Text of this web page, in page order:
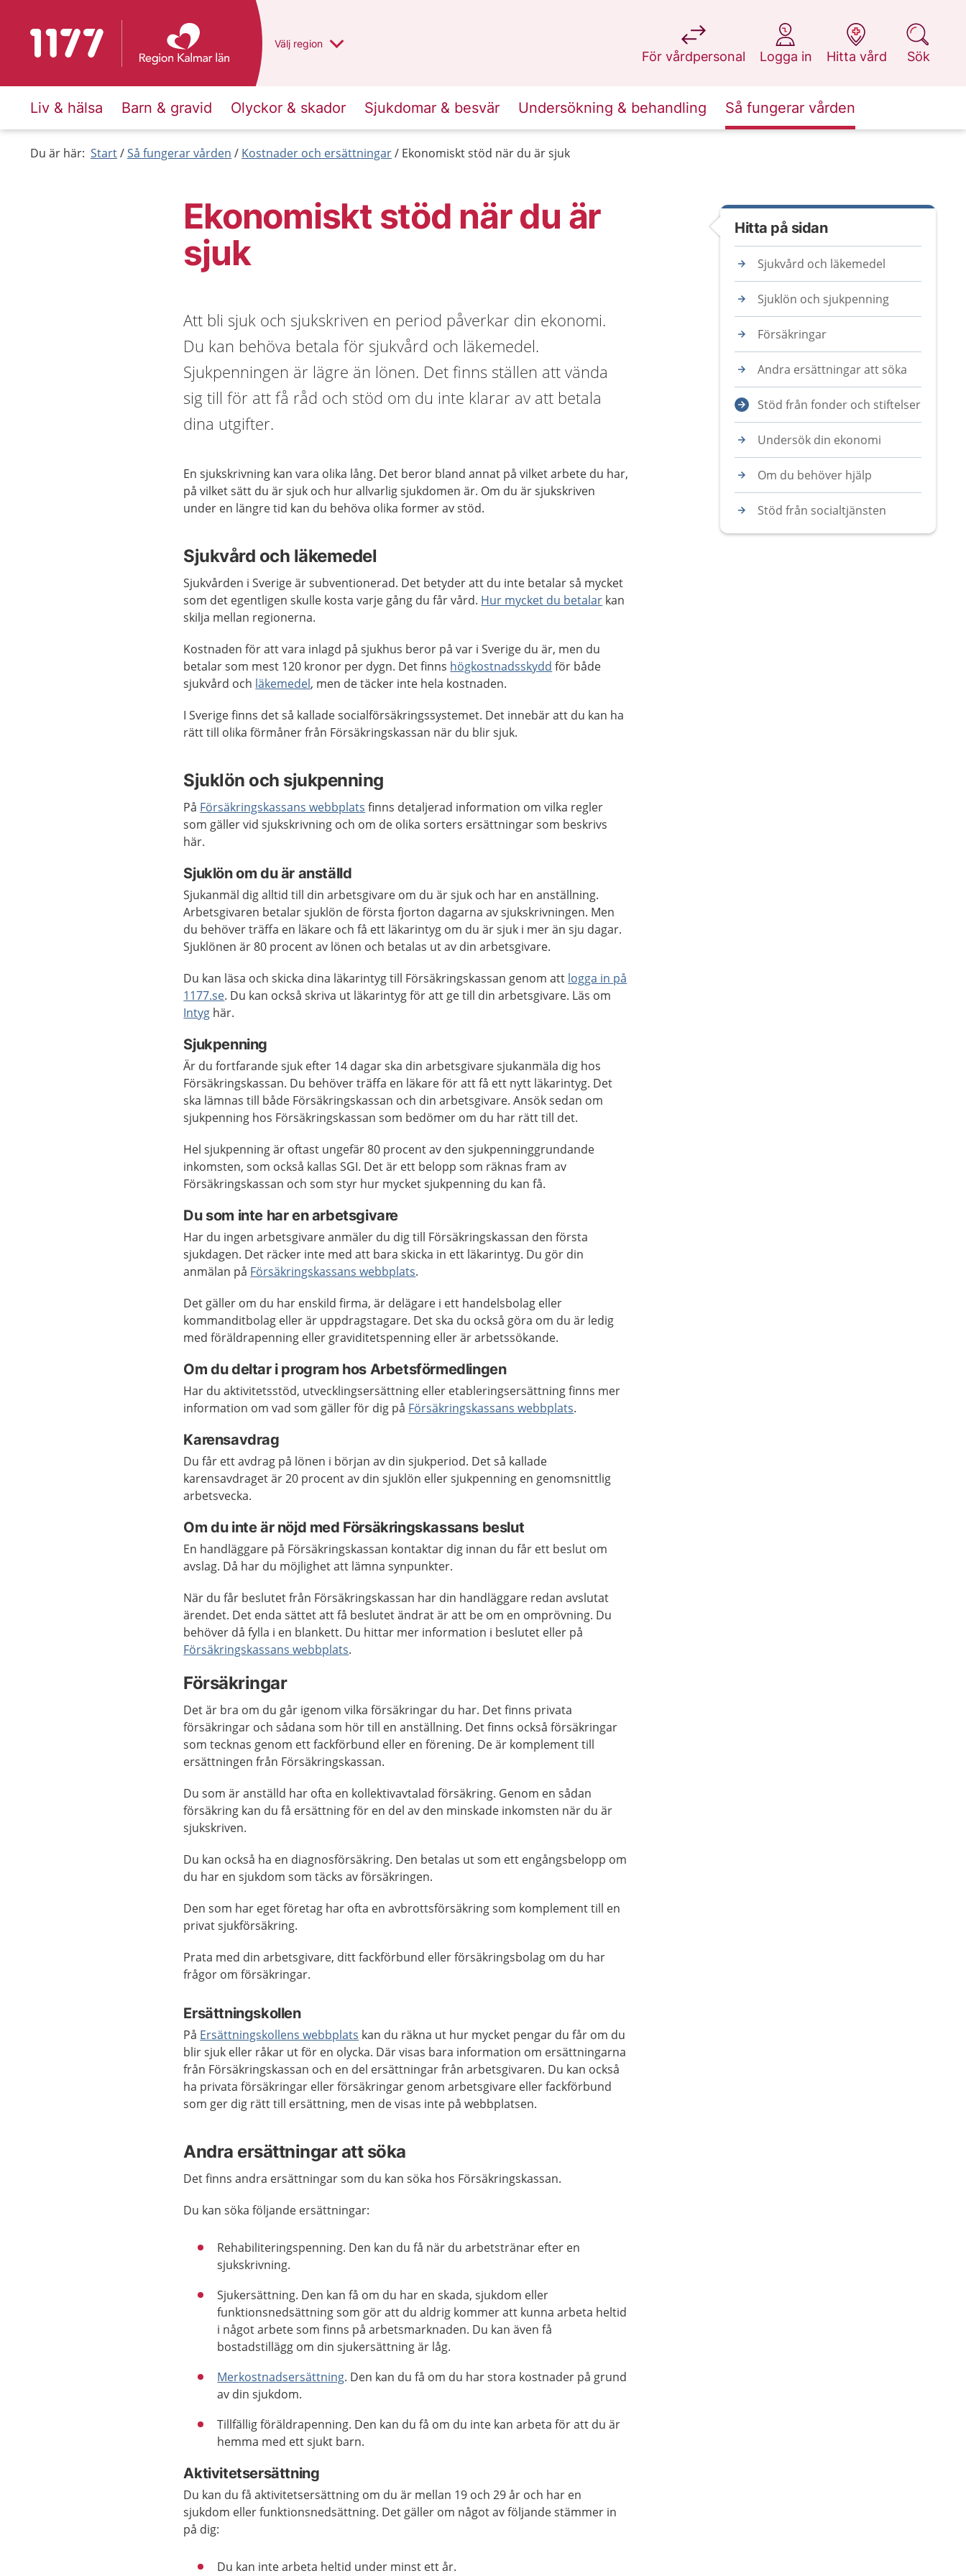
Till startsidan för 1177 Du har valt region
Välj en annan
region
För vårdpersonal
på 1177.se
Logga in
på 1177.se
Hitta vård
på 1177.se
Sök
på 1177.se
Liv & hälsa Barn & gravid Olyckor & skador Sjukdomar & besvär Undersökning & behandling Så fungerar vården
Du är här: Start Så fungerar vården Kostnader och ersättningar Ekonomiskt stöd när du är sjuk
Ekonomiskt stöd när du är
sjuk
Att bli sjuk och sjukskriven en period påverkar din ekonomi.
Du kan behöva betala för sjukvård och läkemedel.
Sjukpenningen är lägre än lönen. Det finns ställen att vända
sig till för att få råd och stöd om du inte klarar av att betala
dina utgifter.
En sjukskrivning kan vara olika lång. Det beror bland annat på vilket arbete du har,
på vilket sätt du är sjuk och hur allvarlig sjukdomen är. Om du är sjukskriven
under en längre tid kan du behöva olika former av stöd.
Sjukvård och läkemedel
Sjukvården i Sverige är subventionerad. Det betyder att du inte betalar så mycket
som det egentligen skulle kosta varje gång du får vård. Hur mycket du betalar kan
skilja mellan regionerna.
Kostnaden för att vara inlagd på sjukhus beror på var i Sverige du är, men du
betalar som mest 120 kronor per dygn. Det finns högkostnadsskydd för både
sjukvård och läkemedel, men de täcker inte hela kostnaden.
I Sverige finns det så kallade socialförsäkringssystemet. Det innebär att du kan ha
rätt till olika förmåner från Försäkringskassan när du blir sjuk.
Sjuklön och sjukpenning
På Försäkringskassans webbplats finns detaljerad information om vilka regler
som gäller vid sjukskrivning och om de olika sorters ersättningar som beskrivs
här.
Sjuklön om du är anställd
Sjukanmäl dig alltid till din arbetsgivare om du är sjuk och har en anställning.
Arbetsgivaren betalar sjuklön de första fjorton dagarna av sjukskrivningen. Men
du behöver träffa en läkare och få ett läkarintyg om du är sjuk i mer än sju dagar.
Sjuklönen är 80 procent av lönen och betalas ut av din arbetsgivare.
Du kan läsa och skicka dina läkarintyg till Försäkringskassan genom att logga in på
1177.se. Du kan också skriva ut läkarintyg för att ge till din arbetsgivare. Läs om
Intyg här.
Sjukpenning
Är du fortfarande sjuk efter 14 dagar ska din arbetsgivare sjukanmäla dig hos
Försäkringskassan. Du behöver träffa en läkare för att få ett nytt läkarintyg. Det
ska lämnas till både Försäkringskassan och din arbetsgivare. Ansök sedan om
sjukpenning hos Försäkringskassan som bedömer om du har rätt till det.
Hel sjukpenning är oftast ungefär 80 procent av den sjukpenninggrundande
inkomsten, som också kallas SGI. Det är ett belopp som räknas fram av
Försäkringskassan och som styr hur mycket sjukpenning du kan få.
Du som inte har en arbetsgivare
Har du ingen arbetsgivare anmäler du dig till Försäkringskassan den första
sjukdagen. Det räcker inte med att bara skicka in ett läkarintyg. Du gör din
anmälan på Försäkringskassans webbplats.
Det gäller om du har enskild firma, är delägare i ett handelsbolag eller
kommanditbolag eller är uppdragstagare. Det ska du också göra om du är ledig
med föräldrapenning eller graviditetspenning eller är arbetssökande.
Om du deltar i program hos Arbetsförmedlingen
Har du aktivitetsstöd, utvecklingsersättning eller etableringsersättning finns mer
information om vad som gäller för dig på Försäkringskassans webbplats.
Karensavdrag
Du får ett avdrag på lönen i början av din sjukperiod. Det så kallade
karensavdraget är 20 procent av din sjuklön eller sjukpenning en genomsnittlig
arbetsvecka.
Om du inte är nöjd med Försäkringskassans beslut
En handläggare på Försäkringskassan kontaktar dig innan du får ett beslut om
avslag. Då har du möjlighet att lämna synpunkter.
När du får beslutet från Försäkringskassan har din handläggare redan avslutat
ärendet. Det enda sättet att få beslutet ändrat är att be om en omprövning. Du
behöver då fylla i en blankett. Du hittar mer information i beslutet eller på
Försäkringskassans webbplats.
Försäkringar
Det är bra om du går igenom vilka försäkringar du har. Det finns privata
försäkringar och sådana som hör till en anställning. Det finns också försäkringar
som tecknas genom ett fackförbund eller en förening. De är komplement till
ersättningen från Försäkringskassan.
Du som är anställd har ofta en kollektivavtalad försäkring. Genom en sådan
försäkring kan du få ersättning för en del av den minskade inkomsten när du är
sjukskriven.
Du kan också ha en diagnosförsäkring. Den betalas ut som ett engångsbelopp om
du har en sjukdom som täcks av försäkringen.
Den som har eget företag har ofta en avbrottsförsäkring som komplement till en
privat sjukförsäkring.
Prata med din arbetsgivare, ditt fackförbund eller försäkringsbolag om du har
frågor om försäkringar.
Ersättningskollen
På Ersättningskollens webbplats kan du räkna ut hur mycket pengar du får om du
blir sjuk eller råkar ut för en olycka. Där visas bara information om ersättningarna
från Försäkringskassan och en del ersättningar från arbetsgivaren. Du kan också
ha privata försäkringar eller försäkringar genom arbetsgivare eller fackförbund
som ger dig rätt till ersättning, men de visas inte på webbplatsen.
Andra ersättningar att söka
Det finns andra ersättningar som du kan söka hos Försäkringskassan.
Du kan söka följande ersättningar:
Rehabiliteringspenning. Den kan du få när du arbetstränar efter en
sjukskrivning.
Sjukersättning. Den kan få om du har en skada, sjukdom eller
funktionsnedsättning som gör att du aldrig kommer att kunna arbeta heltid
i något arbete som finns på arbetsmarknaden. Du kan även få
bostadstillägg om din sjukersättning är låg.
Merkostnadsersättning. Den kan du få om du har stora kostnader på grund
av din sjukdom.
Tillfällig föräldrapenning. Den kan du få om du inte kan arbeta för att du är
hemma med ett sjukt barn.
Aktivitetsersättning
Du kan du få aktivitetsersättning om du är mellan 19 och 29 år och har en
sjukdom eller funktionsnedsättning. Det gäller om något av följande stämmer in
på dig:
Du kan inte arbeta heltid under minst ett år.
Hitta på sidan
Sjukvård och läkemedel
Sjuklön och sjukpenning
Försäkringar
Andra ersättningar att söka
Stöd från fonder och stiftelser
Undersök din ekonomi
Om du behöver hjälp
Stöd från socialtjänsten